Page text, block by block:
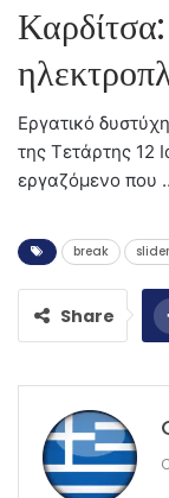
Εργατικό
της Τετάρτης 12
εργαζόμενο που
break slider
Share